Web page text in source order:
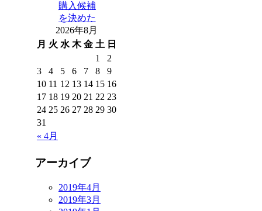
購入候補
を決めた
2026年8月
月 火 水 木 金 土 日
« 4月
1
2
3
4 5 6 7 8
9
10 11 12 13 14 15 16
17 18 19 20 21 22 23
24 25 26 27 28 29 30
31
アーカイブ
2019年4月
2019年3月